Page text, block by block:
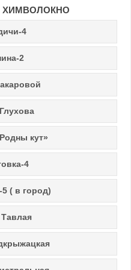
ХИМВОЛОКНО
4
2
кут»
4
5 ( в город)